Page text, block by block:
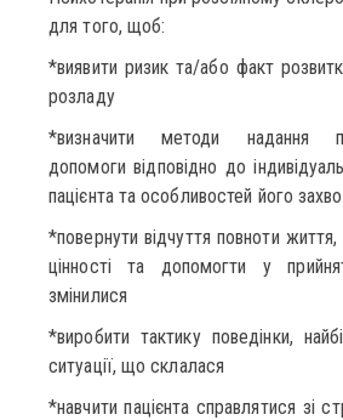
для того, щоб:
*виявити ризик та/або факт
розладу
*визначити методи надання
допомоги відповідно до
пацієнта та особливостей його
*повернути відчуття повноти
цінності та допомогти у
змінилися
*виробити тактику поведінки,
ситуації, що склалася
*навчити пацієнта справлятися зі